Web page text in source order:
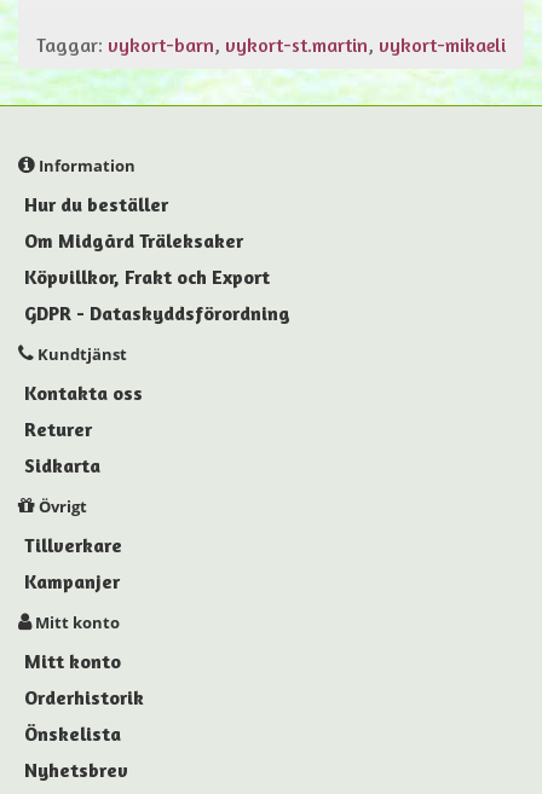
Taggar: vykort-barn, vykort-st.martin, vykort-mikaeli
Information
Hur du beställer
Om Midgård Träleksaker
Köpvillkor, Frakt och Export
GDPR - Dataskyddsförordning
Kundtjänst
Kontakta oss
Returer
Sidkarta
Övrigt
Tillverkare
Kampanjer
Mitt konto
Mitt konto
Orderhistorik
Önskelista
Nyhetsbrev